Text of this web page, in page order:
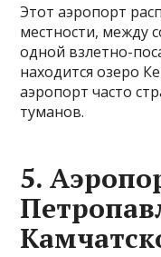
Этот аэропорт
местности, между
одной взлетно-
находится озеро
аэропорт часто
туманов.
5.